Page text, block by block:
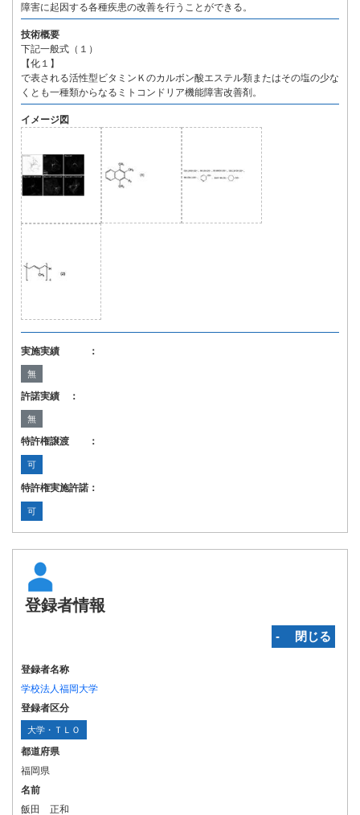
障害に起因する各種疾患の改善を行うことができる。
技術概要
下記一般式（１）
【化１】
で表される活性型ビタミンＫのカルボン酸エステル類またはその塩の少な
くとも一種類からなるミトコンドリア機能障害改善剤。
イメージ図
実施実績 ：
無
許諾実績 ：
無
特許権譲渡 ：
可
特許権実施許諾：
可
登録者情報
‐ 閉じる
登録者名称
学校法人福岡大学
登録者区分
大学・ＴＬＯ
都道府県
福岡県
名前
飯田 正和